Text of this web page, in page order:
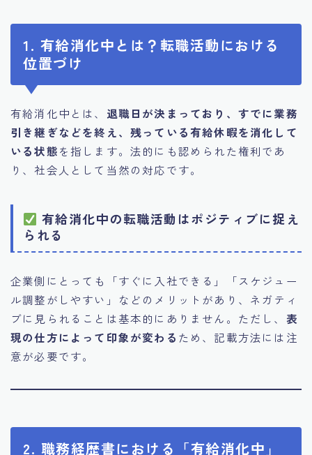
1. 有給消化中とは？転職活動における
位置づけ
有給消化中とは、 退職日が決まっており、すでに業務
引き継ぎなどを終え、残っている有給休暇を消化して
いる状態を指します。法的にも認められた権利であ
り、社会人として当然の対応です。
有給消化中の転職活動はポジティブに捉え
られる
企業側にとっても「すぐに入社できる」「スケジュー
ル調整がしやすい」などのメリットがあり、ネガティ
ブに見られることは基本的にありません。ただし、 表
現の仕方によって印象が変わる ため、記載方法には注
意が必要です。
2. 職務経歴書における「有給消化中」